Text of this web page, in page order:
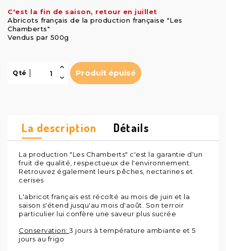
C'est la fin de saison, retour en juillet
Abricots français de la production française "Les
Chamberts"
Vendus par 500g
Qté Produit épuisé
La description Détails
La production "Les Chamberts" c'est la garantie d'un
fruit de qualité, respectueux de l'environnement.
Retrouvez également leurs pêches, nectarines et
cerises
L'abricot français est récolté au mois de juin et la
saison s'étend jusqu'au mois d'août. Son terroir
particulier lui confère une saveur plus sucrée
Conservation: 3 jours à température ambiante et 5
jours au frigo